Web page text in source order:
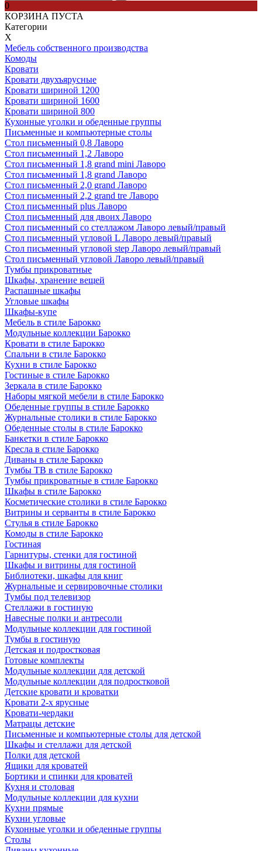
0
КОРЗИНА ПУСТА
Категории
Х
Мебель собственного производства
Комоды
Кровати
Кровати двухъярусные
Кровати шириной 1200
Кровати шириной 1600
Кровати шириной 800
Кухонные уголки и обеденные группы
Письменные и компьютерные столы
Стол письменный 0,8 Лаворо
Стол письменный 1,2 Лаворо
Стол письменный 1,8 grand mini Лаворо
Стол письменный 1,8 grand Лаворо
Стол письменный 2,0 grand Лаворо
Стол письменный 2,2 grand tre Лаворо
Стол письменный plus Лаворо
Стол письменный для двоих Лаворо
Стол письменный со стеллажом Лаворо левый/правый
Стол письменный угловой L Лаворо левый/правый
Стол письменный угловой step Лаворо левый/правый
Стол письменный угловой Лаворо левый/правый
Тумбы прикроватные
Шкафы, хранение вещей
Распашные шкафы
Угловые шкафы
Шкафы-купе
Мебель в стиле Барокко
Модульные коллекции Барокко
Кровати в стиле Барокко
Спальни в стиле Барокко
Кухни в стиле Барокко
Гостиные в стиле Барокко
Зеркала в стиле Барокко
Наборы мягкой мебели в стиле Барокко
Обеденные группы в стиле Барокко
Журнальные столики в стиле Барокко
Обеденные столы в стиле Барокко
Банкетки в стиле Барокко
Кресла в стиле Барокко
Диваны в стиле Барокко
Тумбы ТВ в стиле Барокко
Тумбы прикроватные в стиле Барокко
Шкафы в стиле Барокко
Косметические столики в стиле Барокко
Витрины и серванты в стиле Барокко
Стулья в стиле Барокко
Комоды в стиле Барокко
Гостиная
Гарнитуры, стенки для гостиной
Шкафы и витрины для гостиной
Библиотеки, шкафы для книг
Журнальные и сервировочные столики
Тумбы под телевизор
Стеллажи в гостиную
Навесные полки и антресоли
Модульные коллекции для гостиной
Тумбы в гостиную
Детская и подростковая
Готовые комплекты
Модульные коллекции для детской
Модульные коллекции для подростковой
Детские кровати и кроватки
Кровати 2-х ярусные
Кровати-чердаки
Матрацы детские
Письменные и компьютерные столы для детской
Шкафы и стеллажи для детской
Полки для детской
Ящики для кроватей
Бортики и спинки для кроватей
Кухня и столовая
Модульные коллекции для кухни
Кухни прямые
Кухни угловые
Кухонные уголки и обеденные группы
Столы